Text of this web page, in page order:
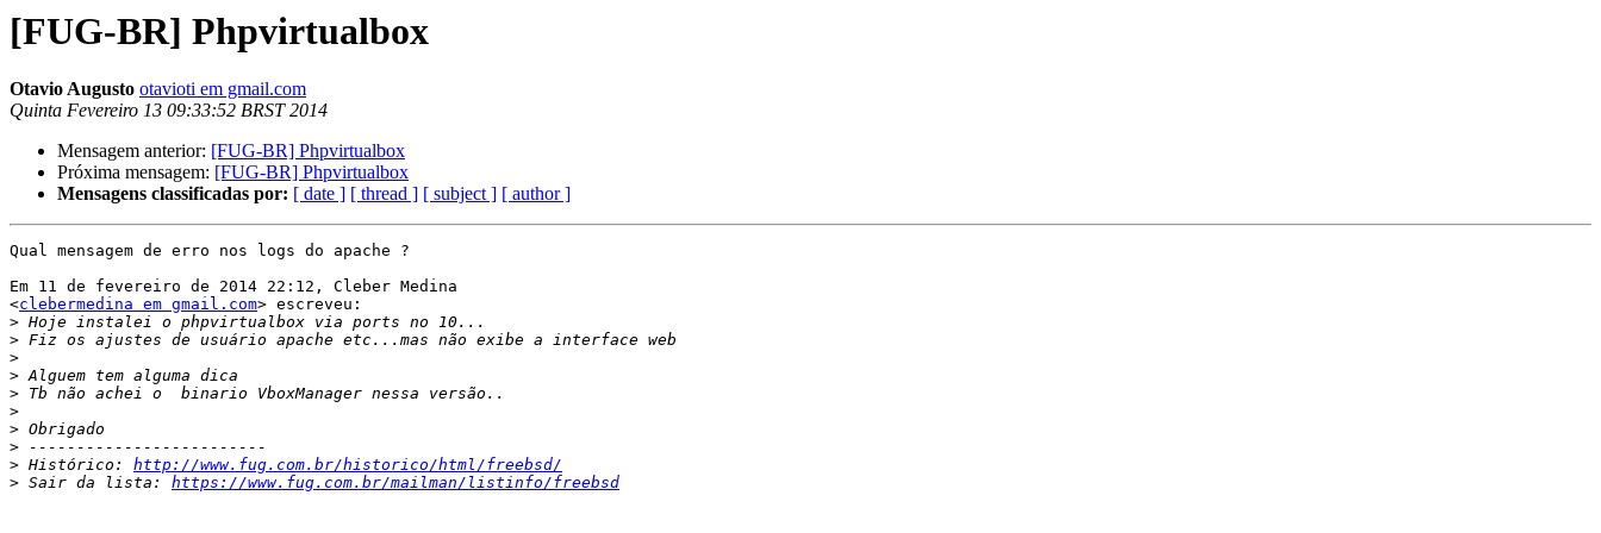
[FUG-BR] Phpvirtualbox
Otavio Augusto otavioti em gmail.com
Quinta Fevereiro 13 09:33:52 BRST 2014
Mensagem anterior: [FUG-BR] Phpvirtualbox
Próxima mensagem: [FUG-BR] Phpvirtualbox
Mensagens classificadas por: [ date ] [ thread ] [ subject ] [ author ]
Qual mensagem de erro nos logs do apache ?
Em 11 de fevereiro de 2014 22:12, Cleber Medina
<clebermedina em gmail.com> escreveu:
>
>
>
>
>
>
>
>
> Histórico: http://www.fug.com.br/historico/html/freebsd/
> Sair da lista: https://www.fug.com.br/mailman/listinfo/freebsd